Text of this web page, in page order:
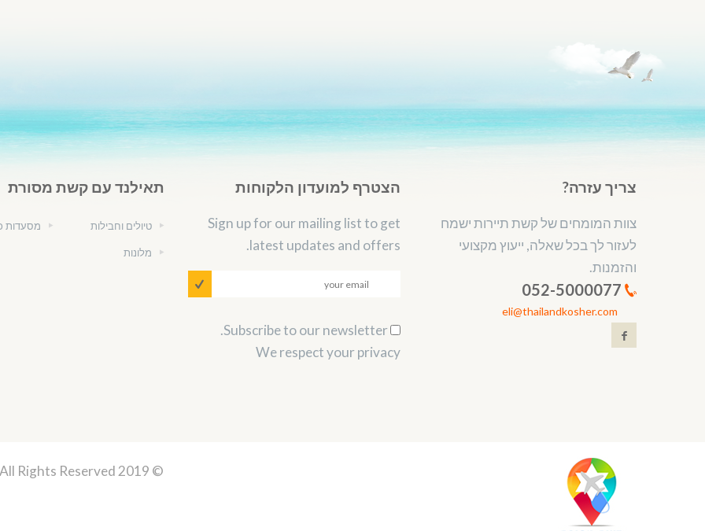
צריך עזרה?
צוות המומחים של קשת תיירות ישמח
לעזור לך בכל שאלה, ייעוץ מקצועי
והזמנות.
eli@thailandkosher.com
הצטרף למועדון הלקוחות
Sign up for our mailing list to get
latest updates and offers.
We respect your privacy
תאילנד עם קשת מסורת
טיולים וחבילות
מלונות
מסעדות
© 2019 Thailand Kosher, Powerd by
Rights Reserved.